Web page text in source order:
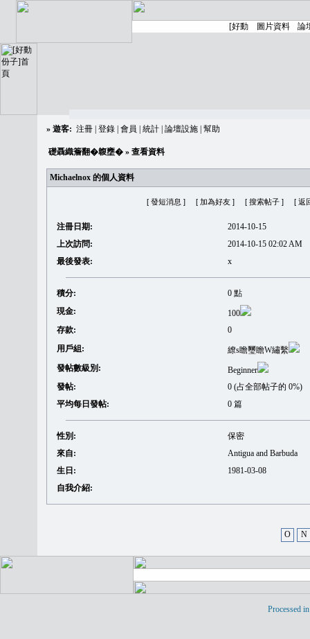
» 遊客: 注冊 登錄 會員 統計 論壇設施 幫助
礎聶織簷翻�䪖壅� » 查看資料
Michaelnox 的個人資料
[ 發短消息 ] [ 加為好友 ] [ 搜索帖子 ] [ 返
注冊日期:
2014-10-15
上次訪問:
2014-10-15 02:02 AM
最後發表:
x
積分:
0 點
現金:
100
存款:
0
用戶組:
繚s瞻璽瞻W繡繫
發帖數級別:
Beginner
發帖:
0 (占全部帖子的 0%)
平均每日發帖:
0 篇
性別:
保密
來自:
Antigua and Barbuda
生日:
1981-03-08
自我介紹:
O N
Processed